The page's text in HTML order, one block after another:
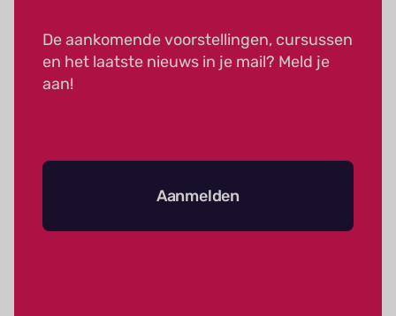
De aankomende voorstellingen, cursussen
en het laatste nieuws in je mail? Meld je
aan!
Aanmelden